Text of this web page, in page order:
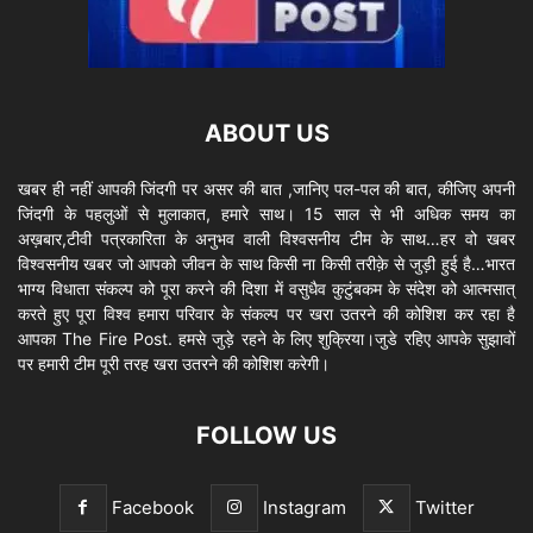
ABOUT US
खबर ही नहीं आपकी जिंदगी पर असर की बात ,जानिए पल-पल की बात, कीजिए अपनी
जिंदगी के पहलुओं से मुलाकात, हमारे साथ। 15 साल से भी अधिक समय का
अख़बार,टीवी पत्रकारिता के अनुभव वाली विश्वसनीय टीम के साथ…हर वो खबर
विश्वसनीय खबर जो आपको जीवन के साथ किसी ना किसी तरीक़े से जुड़ी हुई है…भारत
भाग्य विधाता संकल्प को पूरा करने की दिशा में वसुधैव कुटुंबकम के संदेश को आत्मसात्
करते हुए पूरा विश्व हमारा परिवार के संकल्प पर खरा उतरने की कोशिश कर रहा है
आपका The Fire Post. हमसे जुड़े रहने के लिए शुक्रिया।जुडे रहिए आपके सुझावों
पर हमारी टीम पूरी तरह खरा उतरने की कोशिश करेगी।
FOLLOW US
Facebook Instagram Twitter